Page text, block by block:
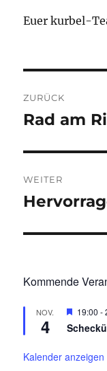
Euer kurbel-
ZURÜCK
Vorheriger
Rad am
WEITER
Nächster
Kommende
NOV.
4
H
e
r
o
19:00 -
Kalender anzeigen